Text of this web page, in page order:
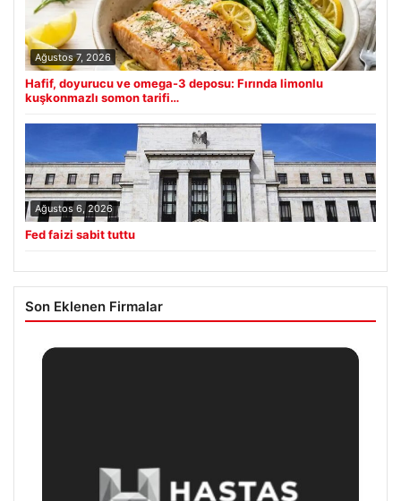
Ağustos 7, 2026
Hafif, doyurucu ve omega-3 deposu: Fırında limonlu
kuşkonmazlı somon tarifi…
Ağustos 6, 2026
Fed faizi sabit tuttu
Son Eklenen Firmalar